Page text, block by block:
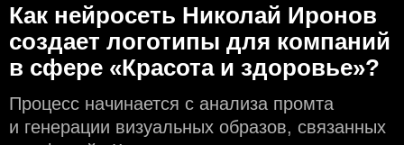
Как нейросеть Николай Иронов
создаeт логотипы для компаний
в сфере «Красота и здоровье»?
Процесс начинается с анализа промта
и генерации визуальных образов, связанных